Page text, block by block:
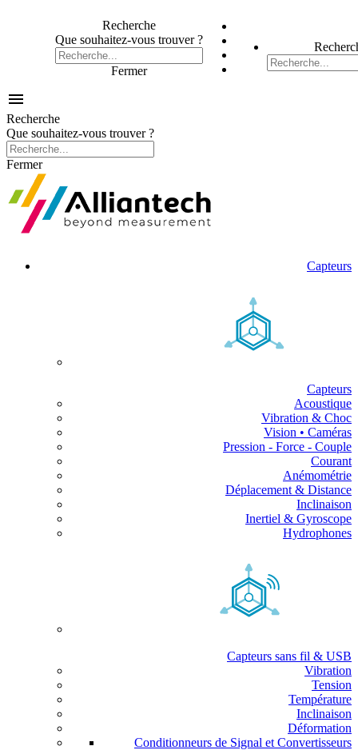
Recherche
Que souhaitez-vous trouver ?
Fermer

Recherche
Que souhaitez-vous trouver ?
Fermer
Capteurs
Capteurs
Acoustique
Vibration & Choc
Vision • Caméras
Pression - Force - Couple
Courant
Anémométrie
Déplacement & Distance
Inclinaison
Inertiel & Gyroscope
Hydrophones
Capteurs sans fil & USB
Vibration
Tension
Température
Inclinaison
Déformation
Conditionneurs de Signal et Convertisseurs